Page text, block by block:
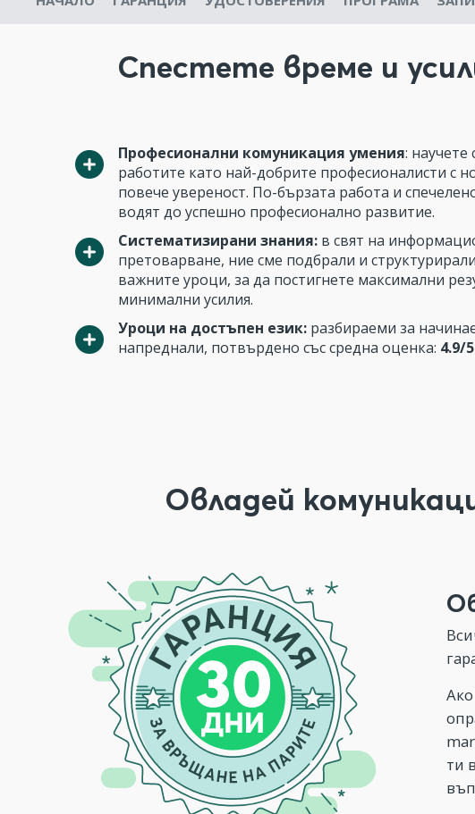
Спестете време и
Професионални комуникация умения: научете
работите като най-добрите професионалисти с
повече увереност. По-бързата работа и
водят до успешно професионално развитие.
Систематизирани знания: в свят на
претоварване, ние сме подбрали и
важните уроци, за да постигнете максимални
минимални усилия.
Уроци на достъпен език: разбираеми за
напреднали, потвърдено със средна оценка: 4.9/5
Овладей
ти